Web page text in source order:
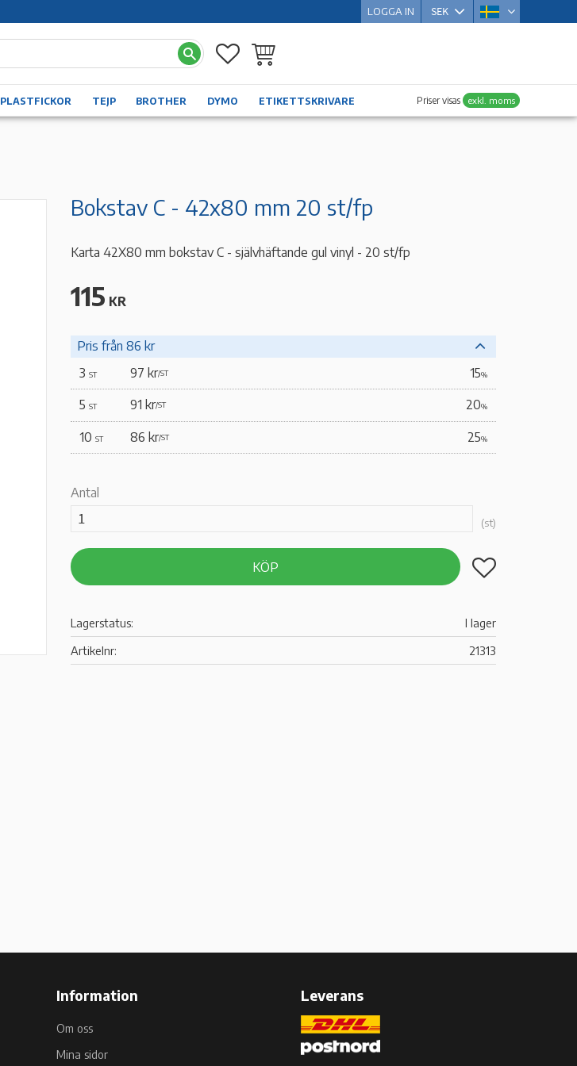
LOGGA IN
Favoriter
Kundvagn
PLASTFICKOR TEJP BROTHER DYMO ETIKETTSKRIVARE Priser visas exkl. moms
Bokstav C - 42x80 mm 20 st/fp
Karta 42X80 mm bokstav C - självhäftande gul vinyl - 20 st/fp
115 KR
Pris från 86 kr
3 ST 97 kr/ST 15%
5 ST 91 kr/ST 20%
10 ST 86 kr/ST 25%
Antal
st
KÖP Lägg till i favoriter
Lagerstatus
I lager
Artikelnr
21313
Information
Om oss
Mina sidor
Leverans